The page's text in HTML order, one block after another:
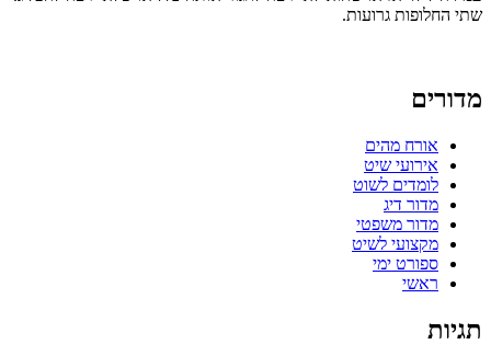
שתי החלופות גרועות.
מדורים
אורח מהים
אירועי שיט
לומדים לשוט
מדור דיג
מדור משפטי
מקצועי לשיט
ספורט ימי
ראשי
תגיות